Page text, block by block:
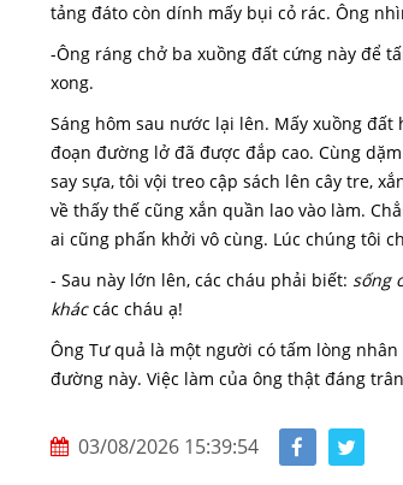
tảng đáto còn dính mấy bụi cỏ rác. Ông
-Ông ráng chở ba xuồng đất cứng này để
xong.
Sáng hôm sau nước lại lên. Mấy xuồng
đoạn đường lở đã được đắp cao. Cùng
say sựa, tôi vội treo cập sách lên cây tre,
về thấy thế cũng xắn quần lao vào làm.
ai cũng phấn khởi vô cùng. Lúc chúng tôi
- Sau này lớn lên, các cháu phải biết: sống
kháccác cháu ạ!
Ông Tư quả là một người có tấm lòng
đường này. Việc làm của ông thật đáng
03/08/2026 15:39:54